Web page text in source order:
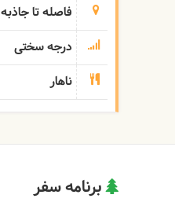
فاصله تا جاذبه
درجه سختی
ناهار
برنامه سفر